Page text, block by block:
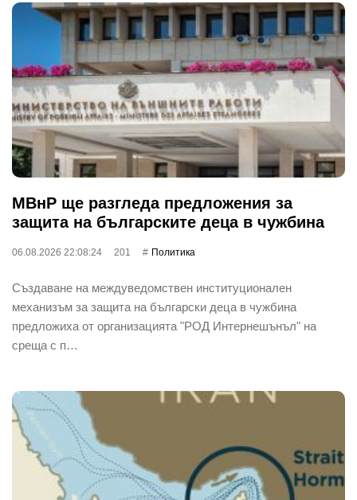
МВнР ще разгледа предложения за
защита на българските деца в чужбина
06.08.2026 22:08:24 201 Политика
Създаване на междуведомствен институционален
механизъм за защита на български деца в чужбина
предложиха от организацията "РОД Интернешънъл" на
среща с п…